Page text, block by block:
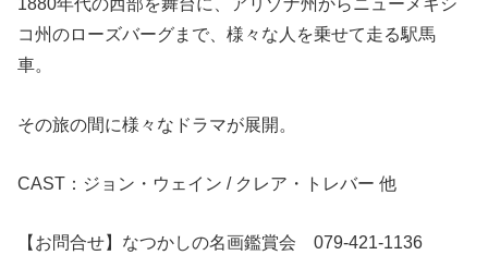
コ州のローズバーグまで、様々な人を乗せて走る駅馬
車。
その旅の間に様々なドラマが展開。
CAST：ジョン・ウェイン / クレア・トレバー 他
【お問合せ】なつかしの名画鑑賞会079-421-1136